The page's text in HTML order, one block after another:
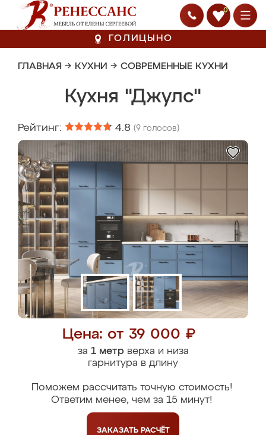
0
ГОЛИЦЫНО
ГЛАВНАЯ → КУХНИ → СОВРЕМЕННЫЕ КУХНИ
Кухня "Джулс"
Рейтинг: 4.8 (9 голосов)
Цена: от 39 000 ₽
за 1 метрверха и низа
гарнитура в длину
Поможем рассчитать точную стоимость!
Ответим менее, чем за 15 минут!
ЗАКАЗАТЬ РАСЧЁТ